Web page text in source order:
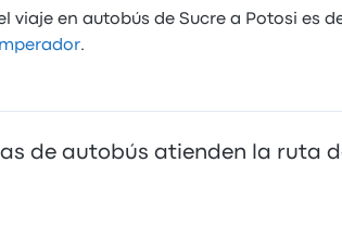
viaje en autobús de Sucre a Potosi es
.
de autobús atienden la ruta